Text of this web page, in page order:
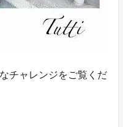
チャレンジをご覧くだ